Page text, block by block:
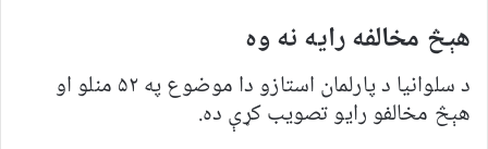
هېڅ مخالفه رایه نه وه
د سلوانیا د پارلمان استازو دا موضوع په ۵۲ منلو او
هېڅ مخالفو رایو تصویب کړې ده.